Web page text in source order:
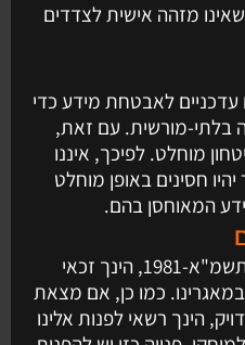
מזהה אישית לצדדים
עדכניים לאבטחת מידע כדי
בלתי-מורשית. עם זאת,
מוחלט. לפיכך, איננו
חסינים באופן מוחלט
המאוחסן בהם.
על פי חוק הגנת הפרטיות, התשמ"א-1981, הינך זכאי
כמו כן, אם מצאת
הינך רשאי לפנות אלינו